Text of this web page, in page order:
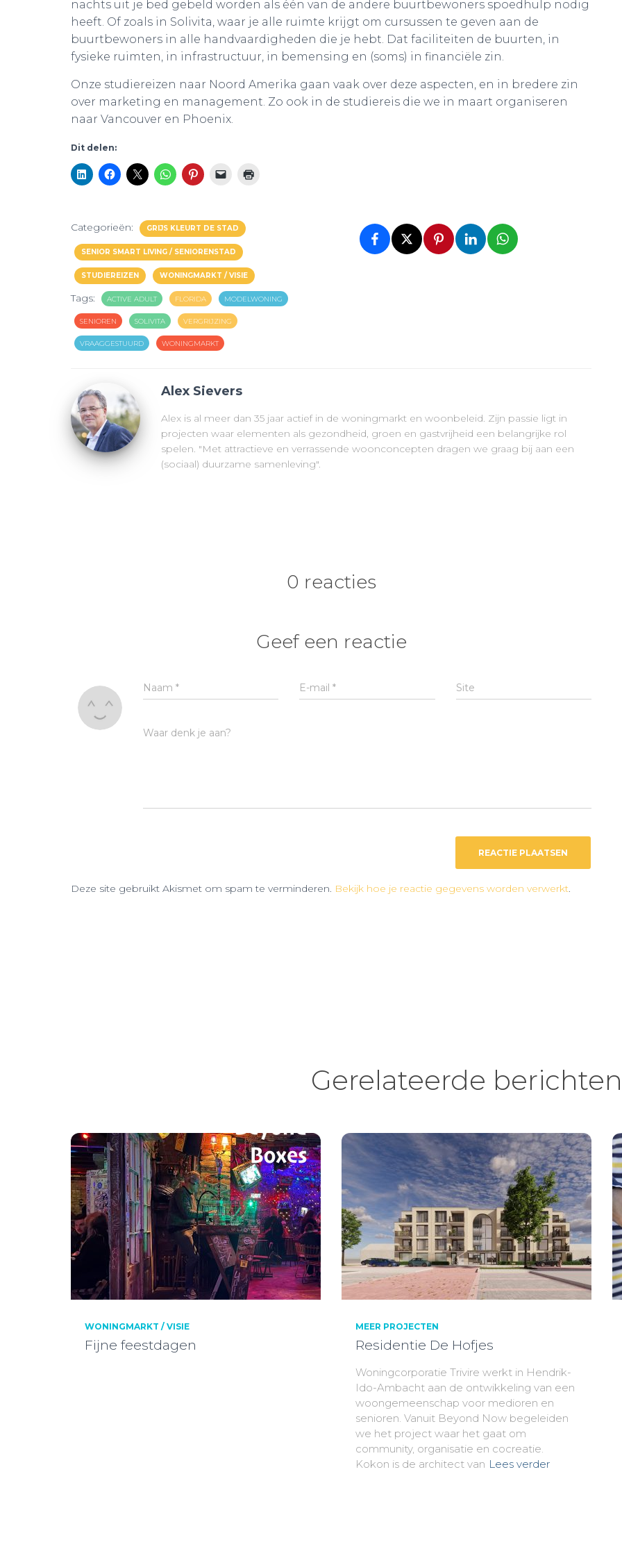
nachts uit je bed gebeld worden als één van de andere buurtbewoners spoedhulp nodig
heeft. Of zoals in Solivita, waar je alle ruimte krijgt om cursussen te geven aan de
buurtbewoners in alle handvaardigheden die je hebt. Dat faciliteiten de buurten, in
fysieke ruimten, in infrastructuur, in bemensing en (soms) in financiële zin.
Onze studiereizen naar Noord Amerika gaan vaak over deze aspecten, en in bredere zin
over marketing en management. Zo ook in de studiereis die we in maart organiseren
naar Vancouver en Phoenix.
Dit delen:
Categorieën: GRIJS KLEURT DE STAD
SENIOR SMART LIVING / SENIORENSTAD
STUDIEREIZEN WONINGMARKT / VISIE
Tags: ACTIVE ADULT FLORIDA MODELWONING
SENIOREN SOLIVITA VERGRIJZING
VRAAGGESTUURD WONINGMARKT
Alex Sievers
Alex is al meer dan 35 jaar actief in de woningmarkt en woonbeleid. Zijn passie ligt in
projecten waar elementen als gezondheid, groen en gastvrijheid een belangrijke rol
spelen. "Met attractieve en verrassende woonconcepten dragen we graag bij aan een
(sociaal) duurzame samenleving".
0 reacties
Geef een reactie
Naam * E-mail* Site
Waar denk je aan?
Deze site gebruikt Akismet om spam te verminderen. Bekijk hoe je reactie gegevens worden verwerkt.
Gerelateerde berichten
WONINGMARKT / VISIE
Fijne feestdagen
MEER PROJECTEN
Residentie De Hofjes
Woningcorporatie Trivire werkt in Hendrik-
Ido-Ambacht aan de ontwikkeling van een
woongemeenschap voor medioren en
senioren. Vanuit Beyond Now begeleiden
we het project waar het gaat om
community, organisatie en cocreatie.
Kokon is de architect van Lees verder